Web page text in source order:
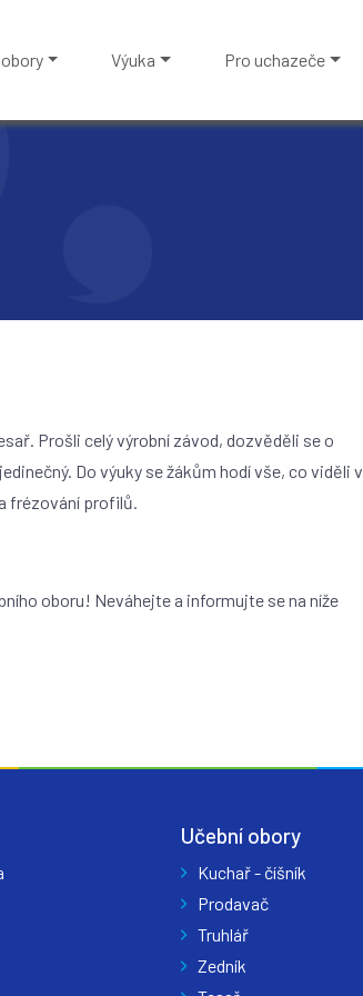
Výuka Pro uchazeče
Prošli celý výrobní závod, dozvěděli se o
Do výuky se žákům hodí vše, co viděli v
frézování profilů.
oboru! Neváhejte a informujte se na níže
Učební obory
Kuchař - číšník
Prodavač
Truhlář
Zedník